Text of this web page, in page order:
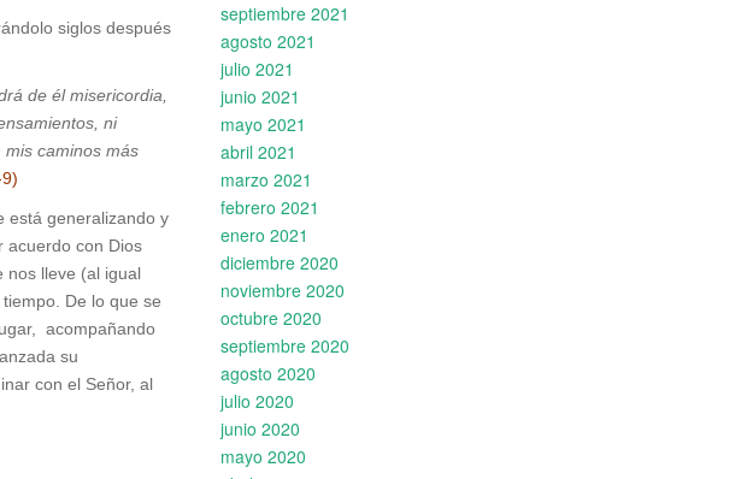
siglos después
de él misericordia,
ni
caminos más
está generalizando y
acuerdo con Dios
nos lleve (al igual
De lo que se
acompañando
su
con el Señor, al
septiembre 2021
agosto 2021
julio 2021
junio 2021
mayo 2021
abril 2021
marzo 2021
febrero 2021
enero 2021
diciembre 2020
noviembre 2020
octubre 2020
septiembre 2020
agosto 2020
julio 2020
junio 2020
mayo 2020